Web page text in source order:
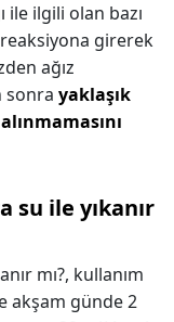
ile ilgili olan bazı
girerek
ağız
sonra yaklaşık
su ile yıkanır
mı?, kullanım
akşam günde 2